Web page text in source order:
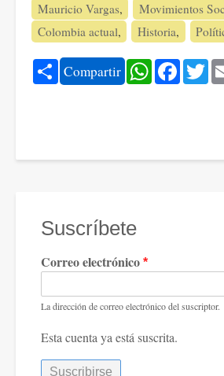
Mauricio Vargas
Movimientos
Colombia actual
Historia
Share
Compartir
Suscríbete
Correo electrónico
La dirección de correo electrónico del suscriptor.
Esta cuenta ya está suscrita.